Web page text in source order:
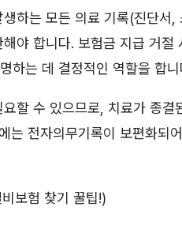
하는 모든 의료 기록(진단서
야 합니다. 보험금 지급 거절
하는 데 결정적인 역할을 합니
할 수 있으므로, 치료가 종결
전자의무기록이 보편화되
보험 찾기 꿀팁!)